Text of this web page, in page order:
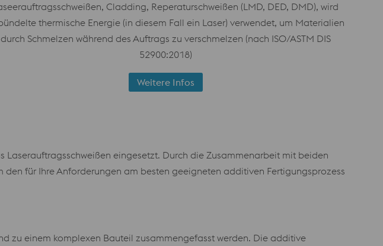
Cladding, Reperaturschweißen (LMD, DED, DMD), wird
thermische Energie (in diesem Fall ein Laser) verwendet, um Materialien
durch Schmelzen während des Auftrags zu verschmelzen (nach ISO/ASTM DIS
52900:2018)
Weitere Infos
eingesetzt. Durch die Zusammenarbeit mit beiden
für Ihre Anforderungen am besten geeigneten additiven Fertigungsprozess
zu einem komplexen Bauteil zusammengefasst werden. Die additive